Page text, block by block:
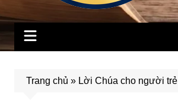
Trang chủ » Lời Chúa cho người trẻ